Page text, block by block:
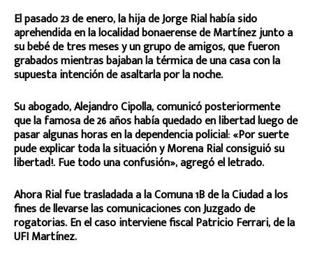
El pasado 23 de enero, la hija de Jorge Rial había sido
aprehendida en la localidad bonaerense de Martínez junto a
su bebé de tres meses y un grupo de amigos, que fueron
grabados mientras bajaban la térmica de una casa con la
supuesta intención de asaltarla por la noche.
Su abogado, Alejandro Cipolla, comunicó posteriormente
que la famosa de 26 años había quedado en libertad luego de
pasar algunas horas en la dependencia policial: «Por suerte
pude explicar toda la situación y Morena Rial consiguió su
libertad!. Fue todo una confusión», agregó el letrado.
Ahora Rial fue trasladada a la Comuna 1B de la Ciudad a los
fines de llevarse las comunicaciones con Juzgado de
rogatorias. En el caso interviene fiscal Patricio Ferrari, de la
UFI Martínez.